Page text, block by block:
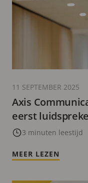
Axis
eerst
akoestische
3 minuten leestijd
11 SEPTEMBER 2025
MEER LEZEN